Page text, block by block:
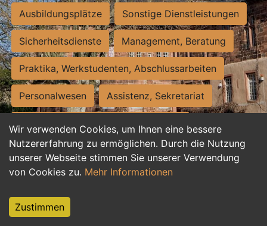
Wir verwenden Cookies, um Ihnen eine bessere
Nutzererfahrung zu ermöglichen. Durch die Nutzung
unserer Webseite stimmen Sie unserer Verwendung
von Cookies zu. Mehr Informationen
Zustimmen
Ausbildungsplätze Sonstige Dienstleistungen
Sicherheitsdienste Management, Beratung
Praktika, Werkstudenten, Abschlussarbeiten
Personalwesen Assistenz, Sekretariat
Hilfskräfte, Aushilfs- und Nebenjobs
Einkauf, Logistik, Materialwirtschaft
Weiterbildung, Studium, duale Ausbildung
Tourismus